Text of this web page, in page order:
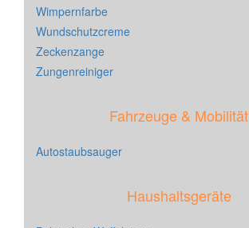
Wimpernfarbe
Wundschutzcreme
Zeckenzange
Zungenreiniger
Fahrzeuge & Mobilität
Autostaubsauger
Haushaltsgeräte